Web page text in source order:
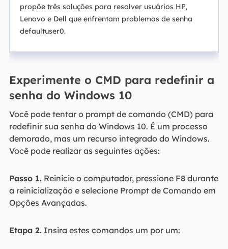
propõe três soluções para resolver usuários HP,
Lenovo e Dell que enfrentam problemas de senha
defaultuser0.
Experimente o CMD para redefinir a
senha do Windows 10
Você pode tentar o prompt de comando (CMD) para
redefinir sua senha do Windows 10. É um processo
demorado, mas um recurso integrado do Windows.
Você pode realizar as seguintes ações:
Passo 1.Reinicie o computador, pressione F8 durante
a reinicialização e selecione Prompt de Comando em
Opções Avançadas.
Etapa 2.Insira estes comandos um por um: